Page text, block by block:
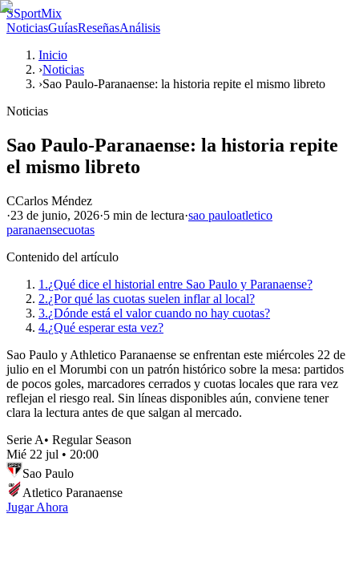
SSportMix
NoticiasGuíasReseñasAnálisis
Inicio
›Noticias
›Sao Paulo-Paranaense: la historia repite el mismo libreto
Noticias
Sao Paulo-Paranaense: la historia repite
el mismo libreto
CCarlos Méndez
·23 de junio, 2026·5 min de lectura·sao pauloatletico
paranaensecuotas
Contenido del artículo
1.¿Qué dice el historial entre Sao Paulo y Paranaense?
2.¿Por qué las cuotas suelen inflar al local?
3.¿Dónde está el valor cuando no hay cuotas?
4.¿Qué esperar esta vez?
Sao Paulo y Athletico Paranaense se enfrentan este miércoles 22 de
julio en el Morumbi con un patrón histórico sobre la mesa: partidos
de pocos goles, marcadores cerrados y cuotas locales que rara vez
reflejan el riesgo real. Sin líneas disponibles aún, conviene tener
clara la lectura antes de que salgan al mercado.
Serie A• Regular Season
Mié 22 jul • 20:00
Sao Paulo
Atletico Paranaense
Jugar Ahora